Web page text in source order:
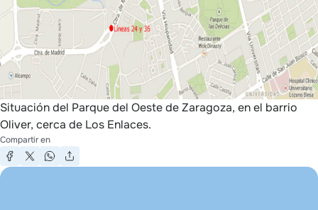
Situación del Parque del Oeste de Zaragoza, en el barrio
Oliver, cerca de Los Enlaces.
Compartir en